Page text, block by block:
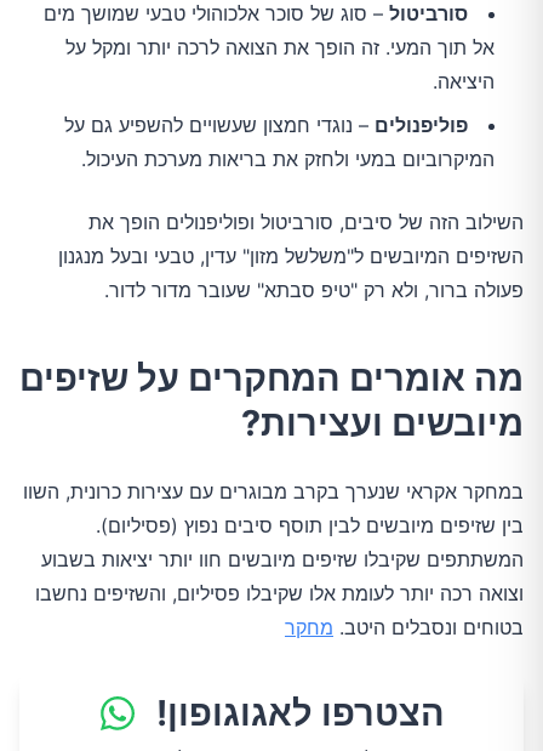
סורביטול – סוג של סוכר אלכוהולי טבעי שמושך מים
אל תוך המעי. זה הופך את הצואה לרכה יותר ומקל על
היציאה.
פוליפנולים – נוגדי חמצון שעשויים להשפיע גם על
המיקרוביום במעי ולחזק את בריאות מערכת העיכול.
השילוב הזה של סיבים, סורביטול ופוליפנולים הופך את
השזיפים המיובשים ל"משלשל מזון" עדין, טבעי ובעל מנגנון
פעולה ברור, ולא רק "טיפ סבתא" שעובר מדור לדור.
מה אומרים המחקרים על שזיפים
מיובשים ועצירות?
במחקר אקראי שנערך בקרב מבוגרים עם עצירות כרונית, השוו
בין שזיפים מיובשים לבין תוסף סיבים נפוץ (פסיליום).
המשתתפים שקיבלו שזיפים מיובשים חוו יותר יציאות בשבוע
וצואה רכה יותר לעומת אלו שקיבלו פסיליום, והשזיפים נחשבו
בטוחים ונסבלים היטב. מחקר
הצטרפו לאגוגופון!